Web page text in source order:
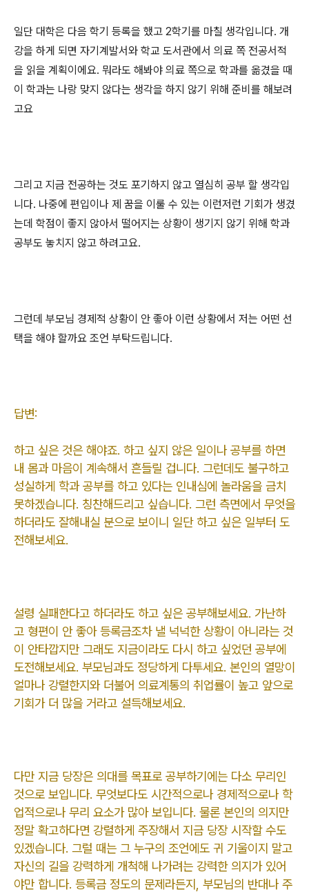
일단 대학은 다음 학기 등록을 했고 2학기를 마칠 생각입니다. 개
강을 하게 되면 자기계발서와 학교 도서관에서 의료 쪽 전공서적
을 읽을 계획이에요. 뭐라도 해봐야 의료 쪽으로 학과를 옮겼을 때
이 학과는 나랑 맞지 않다는 생각을 하지 않기 위해 준비를 해보려
고요
그리고 지금 전공하는 것도 포기하지 않고 열심히 공부 할 생각입
니다. 나중에 편입이나 제 꿈을 이룰 수 있는 이런저런 기회가 생겼
는데 학점이 좋지 않아서 떨어지는 상황이 생기지 않기 위해 학과
공부도 놓치지 않고 하려고요.
그런데 부모님 경제적 상황이 안 좋아 이런 상황에서 저는 어떤 선
택을 해야 할까요 조언 부탁드립니다.
답변:
하고 싶은 것은 해야죠. 하고 싶지 않은 일이나 공부를 하면
내 몸과 마음이 계속해서 흔들릴 겁니다. 그런데도 불구하고
성실하게 학과 공부를 하고 있다는 인내심에 놀라움을 금치
못하겠습니다. 칭찬해드리고 싶습니다. 그런 측면에서 무엇을
하더라도 잘해내실 분으로 보이니 일단 하고 싶은 일부터 도
전해보세요.
설령 실패한다고 하더라도 하고 싶은 공부해보세요. 가난하
고 형편이 안 좋아 등록금조차 낼 넉넉한 상황이 아니라는 것
이 안타깝지만 그래도 지금이라도 다시 하고 싶었던 공부에
도전해보세요. 부모님과도 정당하게 다투세요. 본인의 열망이
얼마나 강렬한지와 더불어 의료계통의 취업률이 높고 앞으로
기회가 더 많을 거라고 설득해보세요.
다만 지금 당장은 의대를 목표로 공부하기에는 다소 무리인
것으로 보입니다. 무엇보다도 시간적으로나 경제적으로나 학
업적으로나 무리 요소가 많아 보입니다. 물론 본인의 의지만
정말 확고하다면 강렬하게 주장해서 지금 당장 시작할 수도
있겠습니다. 그럴 때는 그 누구의 조언에도 귀 기울이지 말고
자신의 길을 강력하게 개척해 나가려는 강력한 의지가 있어
야만 합니다. 등록금 정도의 문제라든지, 부모님의 반대나 주